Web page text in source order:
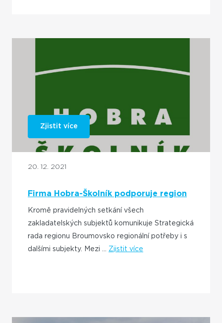
Zjistit více
20. 12. 2021
Firma Hobra-Školník podporuje region
Kromě pravidelných setkání všech
zakladatelských subjektů komunikuje Strategická
rada regionu Broumovsko regionální potřeby i s
dalšími subjekty. Mezi ... Zjistit více